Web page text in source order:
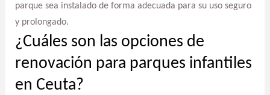
parque sea instalado de forma adecuada para su uso seguro
y prolongado.
¿Cuáles son las opciones de
renovación para parques infantiles
en Ceuta?